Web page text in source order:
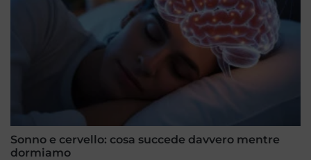
Sonno e cervello: cosa succede davvero mentre
dormiamo